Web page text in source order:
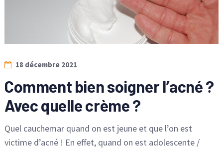
18 décembre 2021
Comment bien soigner l’acné ?
Avec quelle crème ?
Quel cauchemar quand on est jeune et que l’on est
victime d’acné ! En effet, quand on est adolescente /